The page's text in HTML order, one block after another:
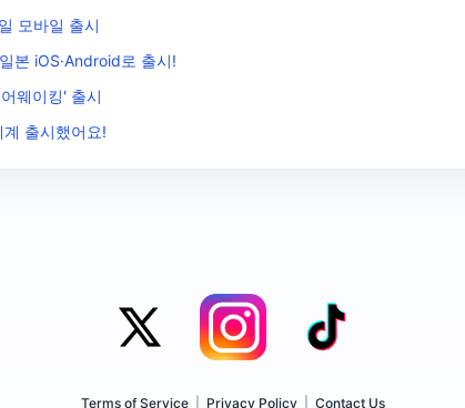
모바일 출시
본 iOS·Android로 출시!
웨이킹' 출시
출시했어요!
Terms of Service Privacy Policy Contact Us